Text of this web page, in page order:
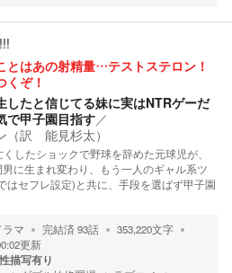
とはあの射精量…テストステロン！
くぞ！
したと信じてる妹に実はNTRゲーだ
で甲子園目指す／
（訳 能見杉太）
したショックで野球を辞めた元球児が、
に生まれ変わり、もう一人のギャル系ツ
はセフレ設定)と共に、手段を選ばず甲子園
マ 完結済93話 353,220文字
更新
性描写有り